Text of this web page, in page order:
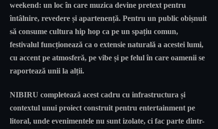
weekend: un loc în care muzica devine pretext pentru
întâlnire, revedere și apartenență. Pentru un public obișnuit
să consume cultura hip hop ca pe un spațiu comun,
festivalul funcționează ca o extensie naturală a acestei lumi,
cu accent pe atmosferă, pe vibe și pe felul în care oamenii se
raportează unii la alții.
NIBIRU completează acest cadru cu infrastructura și
contextul unui proiect construit pentru entertainment pe
litoral, unde evenimentele nu sunt izolate, ci fac parte dintr-